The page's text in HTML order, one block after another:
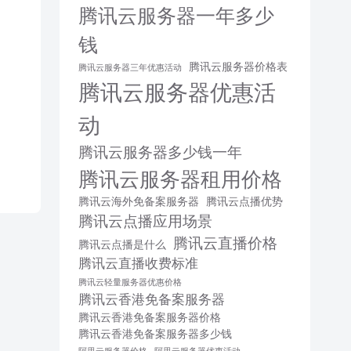
腾讯云服务器一年多少
钱
腾讯云服务器三年优惠活动 腾讯云服务器价格表
腾讯云服务器优惠活
动
腾讯云服务器多少钱一年
腾讯云服务器租用价格
腾讯云海外免备案服务器 腾讯云点播优势
腾讯云点播应用场景
腾讯云点播是什么 腾讯云直播价格
腾讯云直播收费标准
腾讯云轻量服务器优惠价格
腾讯云香港免备案服务器
腾讯云香港免备案服务器价格
腾讯云香港免备案服务器多少钱